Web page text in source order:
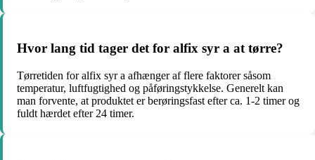
Hvor lang tid tager det for alfix syr a at tørre?
Tørretiden for alfix syr a afhænger af flere faktorer såsom
temperatur, luftfugtighed og påføringstykkelse. Generelt kan
man forvente, at produktet er berøringsfast efter ca. 1-2 timer og
fuldt hærdet efter 24 timer.